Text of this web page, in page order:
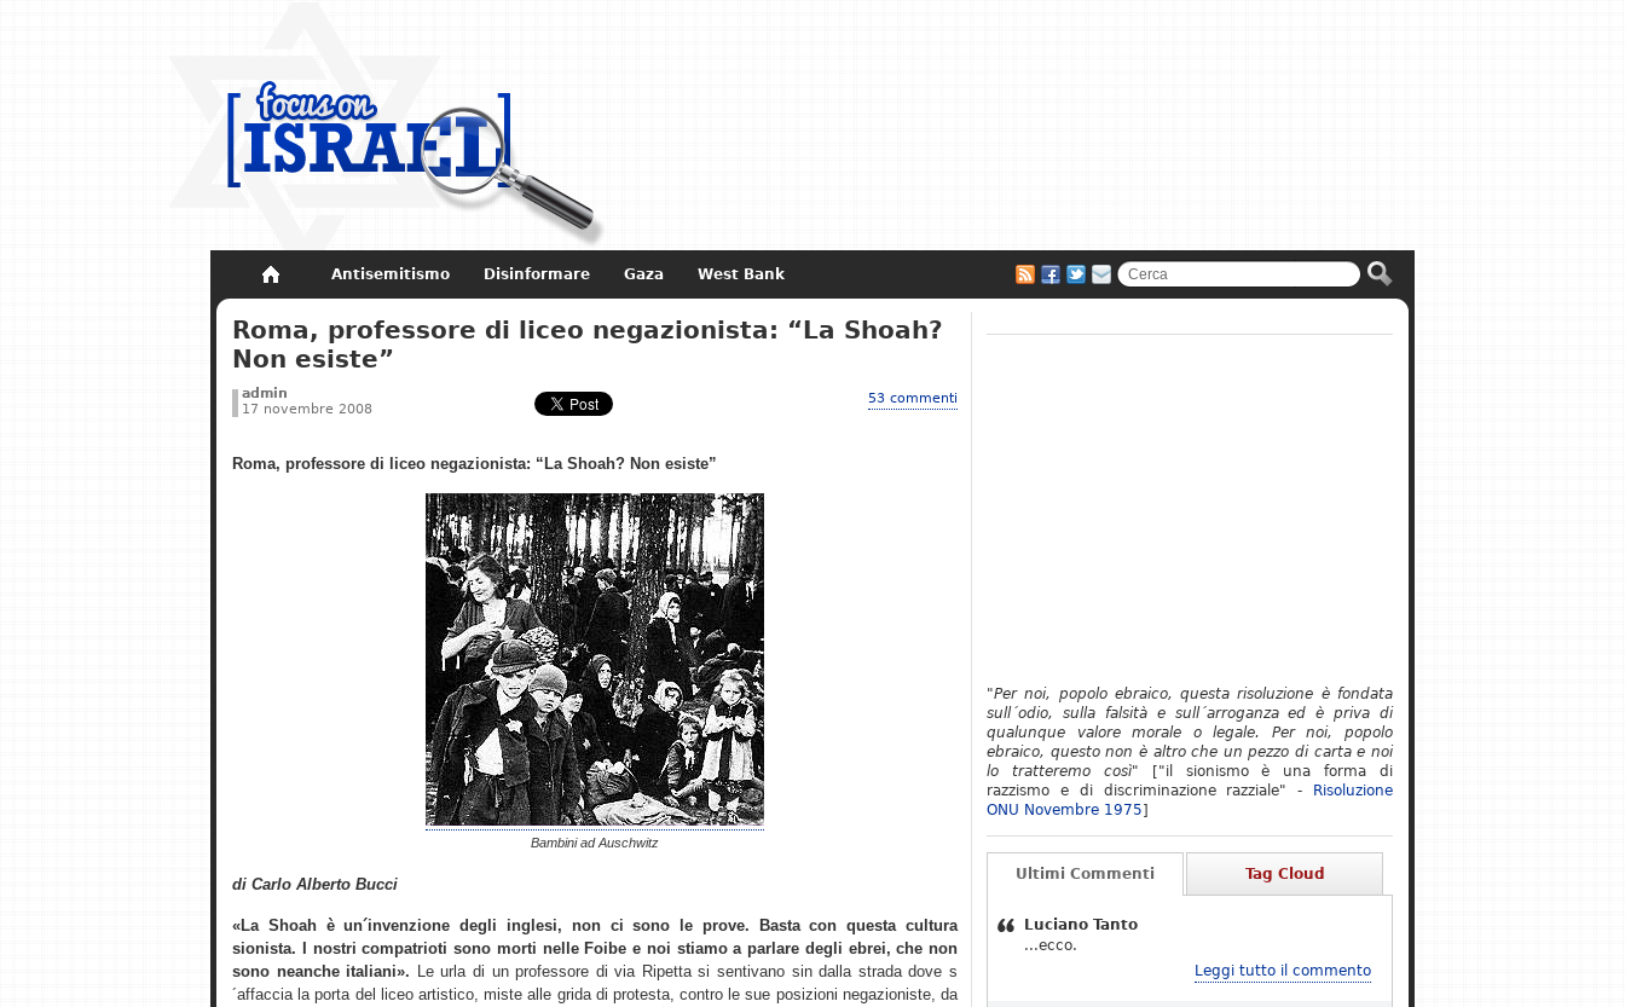
Antisemitismo Disinformare Gaza West Bank
Non dimenticare Storia di Israele
Roma, professore di liceo negazionista: “La Shoah?
Non esiste”
admin
17 novembre 2008
53 commenti
Roma, professore di liceo negazionista: “La Shoah? Non esiste”
Bambini ad Auschwitz
di Carlo Alberto Bucci
«La Shoah è un´invenzione degli inglesi, non ci sono le prove. Basta con questa cultura
sionista. I nostri compatrioti sono morti nelle Foibe e noi stiamo a parlare degli ebrei, che non
sono neanche italiani». Le urla di un professore di via Ripetta si sentivano sin dalla strada dove s
´affaccia la porta del liceo artistico, miste alle grida di protesta, contro le sue posizioni negazioniste, da
"Per noi, popolo ebraico, questa risoluzione è fondata
sull´odio, sulla falsità e sull´arroganza ed è priva di
qualunque valore morale o legale. Per noi, popolo
ebraico, questo non è altro che un pezzo di carta e noi
lo tratteremo così" ["il sionismo è una forma di
razzismo e di discriminazione razziale" -
Risoluzione
ONU Novembre 1975]
Ultimi Commenti Tag Cloud
Luciano Tanto
...ecco.
Leggi tutto il commento